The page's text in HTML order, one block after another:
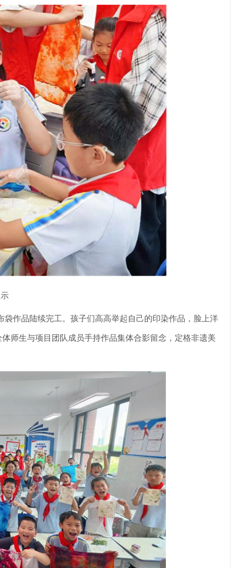
作品陆续完工。孩子们高高举起自己的印染作品，脸上洋
师生与项目团队成员手持作品集体合影留念，定格非遗美